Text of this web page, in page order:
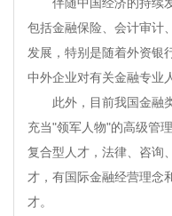
包括金融保险、会计审计
发展，特别是随着外资银
中外企业对有关金融专业
此外，目前我国金融类
充当"领军人物"的高级管
复合型人才，法律、咨询
才，有国际金融经营理念
才。